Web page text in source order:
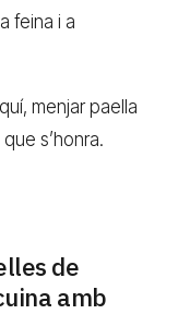
feina i a
menjar paella
s’honra.
de
amb